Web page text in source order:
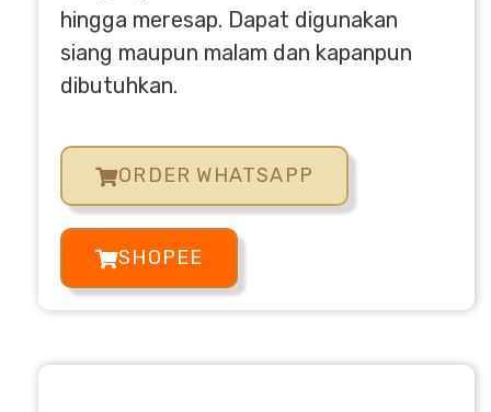
hingga meresap. Dapat digunakan
siang maupun malam dan kapanpun
dibutuhkan.
ORDER WHATSAPP
SHOPEE